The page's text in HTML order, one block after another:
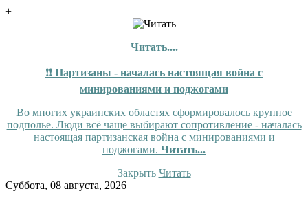
+
Читать....
❗❗ Партизаны - началась настоящая война с
минированиями и поджогами
Во многих украинских областях сформировалось крупное
подполье. Люди всё чаще выбирают сопротивление - началась
настоящая партизанская война с минированиями и
поджогами. Читать...
Закрыть Читать
Skip
Суббота, 08 августа, 2026